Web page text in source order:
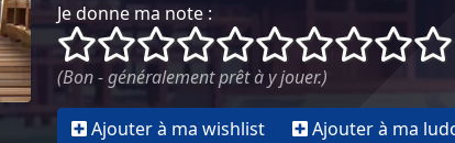
Je donne ma note :
()
() () () () () () () ()
(Bon - généralement prêt à y jouer.)
Ajouter à ma wishlist Ajouter à ma